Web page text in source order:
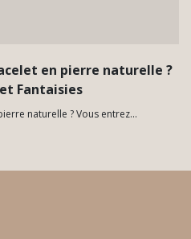
en pierre naturelle ?
Fantaisies
naturelle ? Vous entrez...